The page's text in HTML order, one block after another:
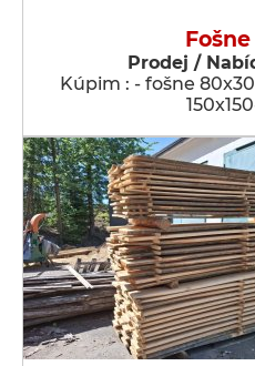
Prodej /
Kúpim : - fošne